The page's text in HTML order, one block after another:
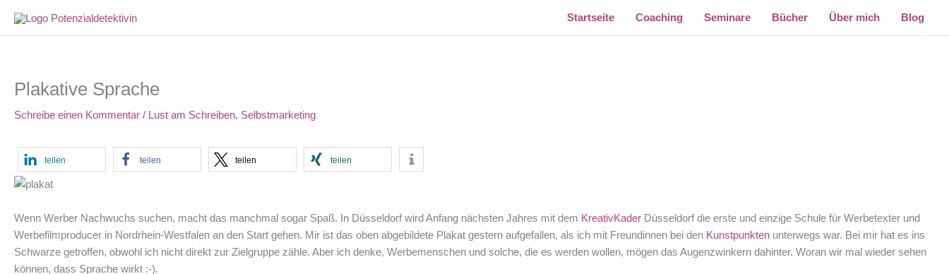
Inhalt
Startseite Coaching Seminare Bücher Über mich Blog
Plakative Sprache
Schreibe einen Kommentar / Lust am Schreiben, Selbstmarketing
teilen teilen teilen teilen
Wenn Werber Nachwuchs suchen, macht das manchmal sogar Spaß. In Düsseldorf wird Anfang nächsten Jahres mit dem KreativKader Düsseldorf die erste und einzige Schule für Werbetexter und
Werbefilmproducer in Nordrhein-Westfalen an den Start gehen. Mir ist das oben abgebildete Plakat gestern aufgefallen, als ich mit Freundinnen bei den Kunstpunkten unterwegs war. Bei mir hat es ins
Schwarze getroffen, obwohl ich nicht direkt zur Zielgruppe zähle. Aber ich denke, Werbemenschen und solche, die es werden wollen, mögen das Augenzwinkern dahinter. Woran wir mal wieder sehen
können, dass Sprache wirkt :-).